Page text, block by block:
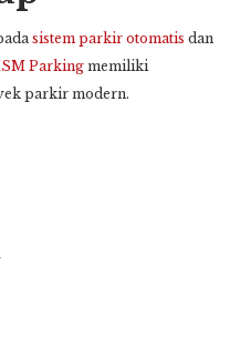
sistem parkir otomatis dan
Parking memiliki
parkir modern.